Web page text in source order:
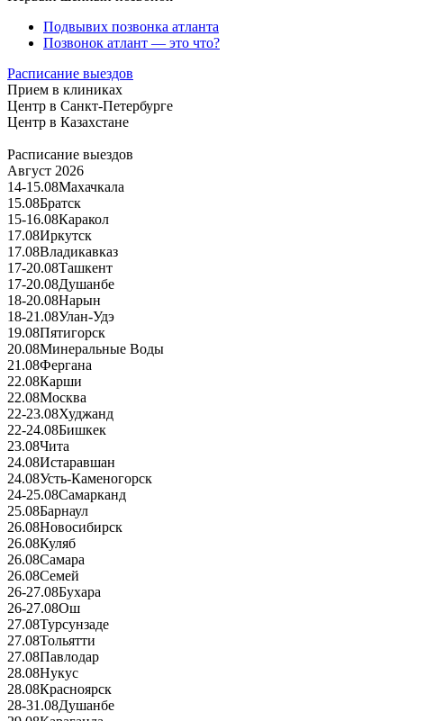
Подвывих позвонка атланта
Позвонок атлант — это что?
Расписание выездов
Прием в клиниках
Центр в Санкт-Петербурге
Центр в Казахстане
Расписание выездов
Август 2026
14-15.08Махачкала
15.08Братск
15-16.08Каракол
17.08Иркутск
17.08Владикавказ
17-20.08Ташкент
17-20.08Душанбе
18-20.08Нарын
18-21.08Улан-Удэ
19.08Пятигорск
20.08Минеральные Воды
21.08Фергана
22.08Карши
22.08Москва
22-23.08Худжанд
22-24.08Бишкек
23.08Чита
24.08Истаравшан
24.08Усть-Каменогорск
24-25.08Самарканд
25.08Барнаул
26.08Новосибирск
26.08Куляб
26.08Самара
26.08Семей
26-27.08Бухара
26-27.08Ош
27.08Турсунзаде
27.08Тольятти
27.08Павлодар
28.08Нукус
28.08Красноярск
28-31.08Душанбе